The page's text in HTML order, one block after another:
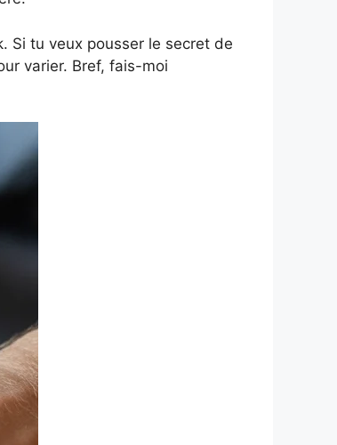
Si tu veux pousser le secret de
varier. Bref, fais-moi